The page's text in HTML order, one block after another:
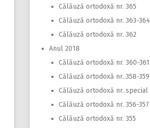
Călăuză ortodoxă nr. 365
Călăuză ortodoxă nr. 363-364
Călăuză ortodoxă nr. 362
Anul 2018
Călăuză ortodoxă nr. 360-361
Călăuză ortodoxă nr. 358-359
Călăuză ortodoxă nr. special
Călăuză ortodoxă nr. 356-357
Călăuză ortodoxă nr. 355